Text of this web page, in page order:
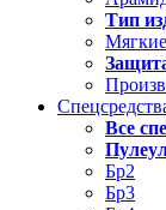
Тип
Все
Бр2
Бр3